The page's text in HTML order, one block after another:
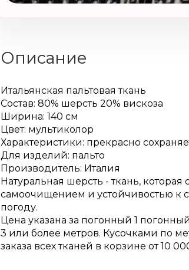
Описание
Итальянская пальтовая ткань
Состав: 80% шерсть 20% вискоза
Ширина: 140 см
Цвет: мультиколор
Характеристики: прекрасно
Для изделий: пальто
Производитель: Италия
Натуральная шерсть - ткань,
самоочищением и устойчивостью к
погоду.
Цена указана за погонный 1
3 или более метров. Кусочками по
заказа всех тканей в корзине от 10